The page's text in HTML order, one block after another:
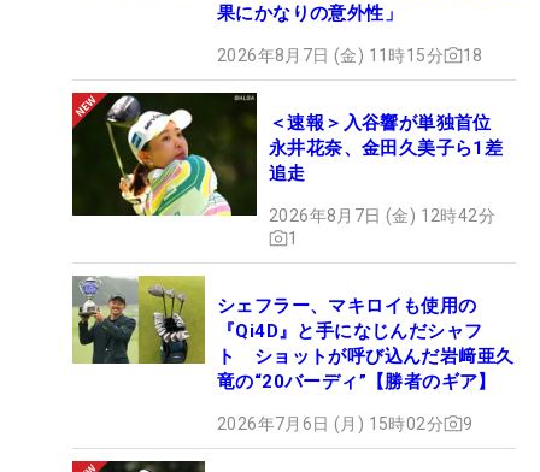
果にかなりの意外性」
2026年8月7日 (金) 11時15分 18
＜速報＞入谷響が単独首位
永井花奈、金田久美子ら1差
追走
2026年8月7日 (金) 12時42分
1
シェフラー、マキロイも使用の
『Qi4D』と手になじんだシャフ
ト ショットが呼び込んだ岩﨑亜久
竜の“20バーディ”【勝者のギア】
2026年7月6日 (月) 15時02分 9